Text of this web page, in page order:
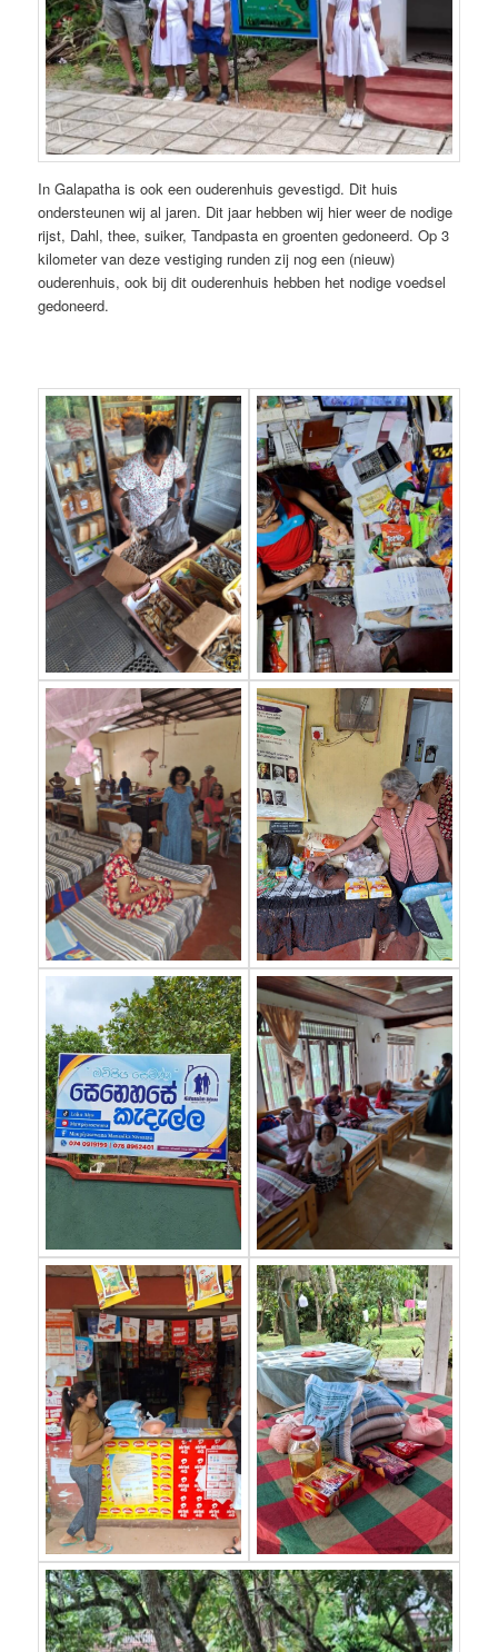
In Galapatha is ook een ouderenhuis gevestigd. Dit huis
ondersteunen wij al jaren. Dit jaar hebben wij hier weer de nodige
rijst, Dahl, thee, suiker, Tandpasta en groenten gedoneerd. Op 3
kilometer van deze vestiging runden zij nog een (nieuw)
ouderenhuis, ook bij dit ouderenhuis hebben het nodige voedsel
gedoneerd.